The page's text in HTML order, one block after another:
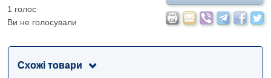
1 голос
Ви не голосували
Схожі товари